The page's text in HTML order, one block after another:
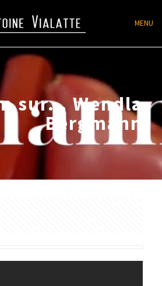
MENU
sur… Wendla
Bergmann